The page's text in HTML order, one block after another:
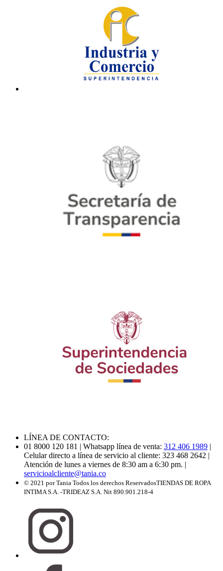
LÍNEA DE CONTACTO:
01 8000 120 181 | Whatsapp línea de venta: 312 406 1989 |
Celular directo a línea de servicio al cliente: 323 468 2642 |
Atención de lunes a viernes de 8:30 am a 6:30 pm. |
servicioalcliente@tania.co
© 2021 por Tania Todos los derechos ReservadosTIENDAS DE ROPA
INTIMA S.A. -TRIDEAZ S.A. Nit 890.901.218-4